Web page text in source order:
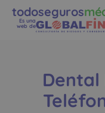
todoseguros
Es una
web de
Dental